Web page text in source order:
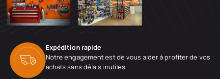
Expédition rapide
Notre engagement est de vous aider à profiter de vos
achats sans délais inutiles.